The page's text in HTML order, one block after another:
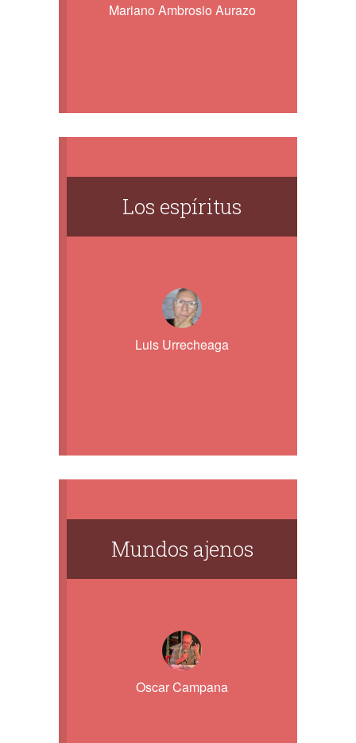
Mariano Ambrosio Aurazo
Los espíritus
Luis Urrecheaga
Mundos ajenos
Oscar Campana